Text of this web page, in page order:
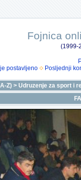
Fojnica
(1999-
postavljeno Posljednji
Z) > Udruzenje za sport i